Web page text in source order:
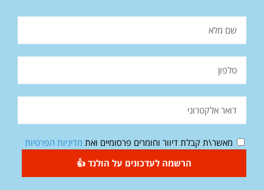
מאשר\ת קבלת דיוור וחומרים פרסומיים ואת מדיניות הפרטיות
הרשמה לעדכונים על הולנד 👍